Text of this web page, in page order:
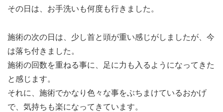
その日は、お手洗いも何度も行きました。
施術の次の日は、少し首と頭が重い感じがしましたが、今
は落ち付きました。
施術の回数を重ねる事に、足に力も入るようになってきた
と感じます。
それに、施術でかなり色々な事をぶちまけているおかげ
で、気持ちも楽になってきています。